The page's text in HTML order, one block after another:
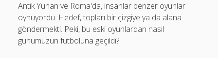
Antik Yunan ve Roma'da, insanlar benzer oyunlar
oynuyordu. Hedef, topları bir çizgiye ya da alana
göndermekti. Peki, bu eski oyunlardan nasıl
günümüzün futboluna geçildi?